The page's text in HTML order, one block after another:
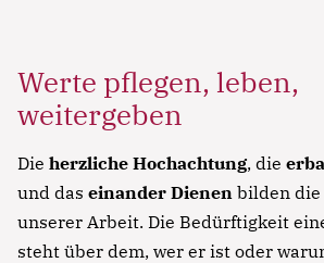
Werte pflegen, leben,
weitergeben
Die herzliche Hochachtung, die
und das einander Dienen bilden die
unserer Arbeit. Die Bedürftigkeit
steht über dem, wer er ist oder